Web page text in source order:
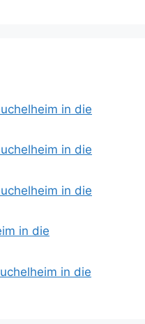
in die
in die
in die
in die
in die